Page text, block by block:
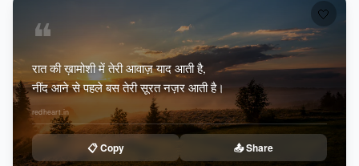
🤍
❝
रात की ख़ामोशी में तेरी आवाज़ याद आती है,
नींद आने से पहले बस तेरी सूरत नज़र आती है।
redheart.in
📋 Copy 📤 Share